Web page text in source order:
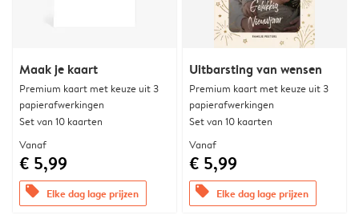
Maak je kaart
Premium kaart met keuze uit 3
papierafwerkingen
Set van 10 kaarten
Vanaf
€ 5,99
offers Elke dag lage prijzen
Uitbarsting van wensen
Premium kaart met keuze uit 3
papierafwerkingen
Set van 10 kaarten
Vanaf
€ 5,99
offers Elke dag lage prijzen